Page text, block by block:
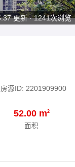
房源ID: 2201909900
52.00 m2
面积
更新 · 1241次浏览